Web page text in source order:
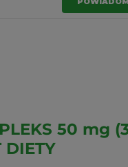
50 mg
DIETY